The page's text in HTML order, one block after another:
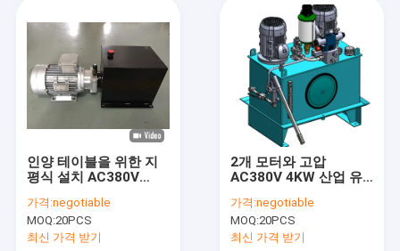
인양 테이블을 위한 지
평식 설치 AC380V
가격:negotiable
MOQ:20PCS
최신 가격 받기
2개 모터와 고압
AC380V 4KW 산업 유
가격:negotiable
MOQ:20PCS
최신 가격 받기